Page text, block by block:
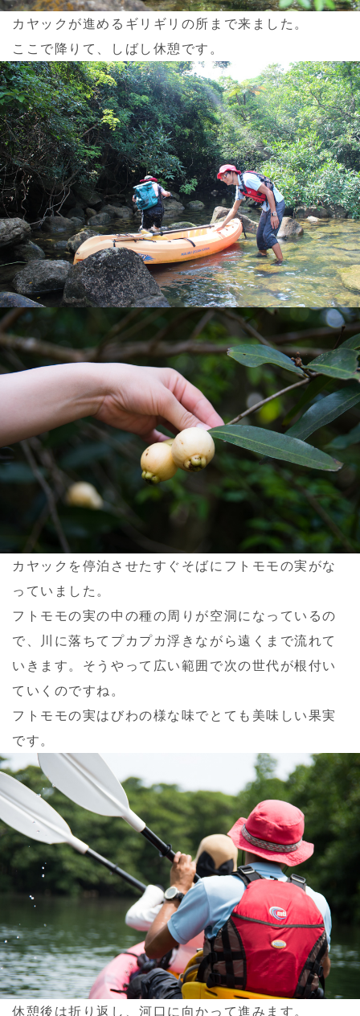
カヤックが進めるギリギリの所まで来ました。
ここで降りて、しばし休憩です。
カヤックを停泊させたすぐそばにフトモモの実がな
っていました。
フトモモの実の中の種の周りが空洞になっているの
で、川に落ちてプカプカ浮きながら遠くまで流れて
いきます。そうやって広い範囲で次の世代が根付い
ていくのですね。
フトモモの実はびわの様な味でとても美味しい果実
です。
休憩後は折り返し、河口に向かって進みます。